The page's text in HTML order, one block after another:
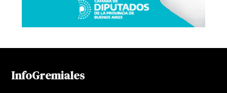
InfoGremiales